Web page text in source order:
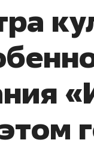
может
на зарубежные
о